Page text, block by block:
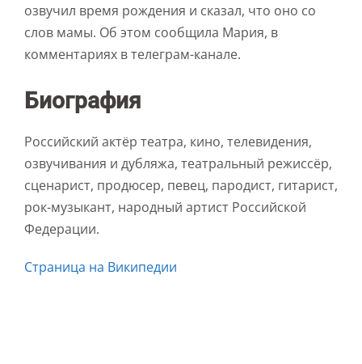
озвучил время рождения и сказал, что оно со
слов мамы. Об этом сообщила Мария, в
комментариях в телеграм-канале.
Биография
Российский актёр театра, кино, телевидения,
озвучивания и дубляжа, театральный режиссёр,
сценарист, продюсер, певец, пародист, гитарист,
рок-музыкант, народный артист Российской
Федерации.
Страница на Википедии